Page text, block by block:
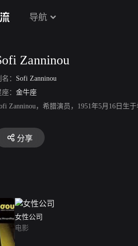
导航
Zanninou
： Sofi Zanninou
： 金牛座
Zanninou，希腊演员，1951年5月16日生
分享
女性公司
电影